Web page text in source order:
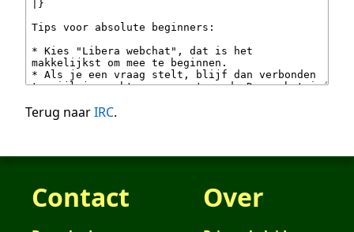
Terug naarIRC.
Contact Over